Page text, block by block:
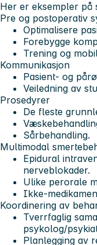
Her er eksempler på
Pre og postoperativ
Optimalisere
Forebygge
Trening og
Kommunikasjon
Pasient- og
Veiledning av
Prosedyrer
De fleste
Sårbehandling.
Multimodal
Epidural
nerveblokader.
Ulike perorale
Ikke-
Koordinering av
Tverrfaglig
psykolog/
Planlegging av